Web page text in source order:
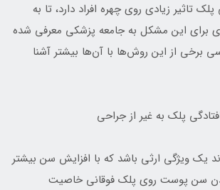
تاثیر زیادی روی چهره افراد دارد، تا به
برای این مشکل به جامعه پزشکی معرفی شده
برخی از این روش‌ها با آن‌ها بیشتر آشنا
پلک به غیر از جراحی
یک ویژگی ارثی باشد که با افزایش سن بیشتر
سن پوست روی پلک فوقانی خاصیت